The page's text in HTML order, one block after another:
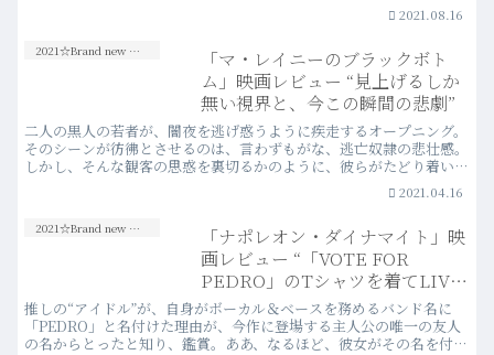
2021.08.16
2021☆Brand new Movies
「マ・レイニーのブラックボト
ム」映画レビュー “見上げるしか
無い視界と、今この瞬間の悲劇”
二人の黒人の若者が、闇夜を逃げ惑うように疾走するオープニング。
そのシーンが彷彿とさせるのは、言わずもがな、逃亡奴隷の悲壮感。
しかし、そんな観客の思惑を裏切るかのように、彼らがたどり着いた
2021.04.16
2021☆Brand new Movies
「ナポレオン・ダイナマイト」映
画レビュー “「VOTE FOR
PEDRO」のTシャツを着てLIVE
に行きたい”
推しの“アイドル”が、自身がボーカル＆ベースを務めるバンド名に
「PEDRO」と名付けた理由が、今作に登場する主人公の唯一の友人
の名からとったと知り、鑑賞。ああ、なるほど、彼女がその名を付け